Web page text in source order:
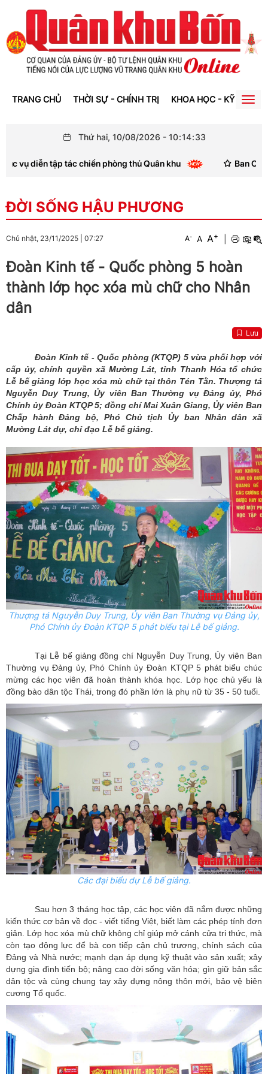
TRANG CHỦ THỜI SỰ - CHÍNH TRỊ KHOA HỌC - KỸ THUẬT
Thứ hai, 10/08/2026 - 10:14:33
diễn tập tác chiến phòng thủ Quân khu Ban Chỉ đạo
ĐỜI SỐNG HẬU PHƯƠNG
Chủ nhật, 23/11/2025 07:27 A- A A+
Đoàn Kinh tế - Quốc phòng 5 hoàn
thành lớp học xóa mù chữ cho Nhân
dân
Lưu
Đoàn Kinh tế - Quốc phòng (KTQP) 5 vừa phối hợp với
cấp ủy, chính quyền xã Mường Lát, tỉnh Thanh Hóa tổ chức
Lễ bế giảng lớp học xóa mù chữ tại thôn Tén Tằn. Thượng tá
Nguyễn Duy Trung, Ủy viên Ban Thường vụ Đảng ủy, Phó
Chính ủy Đoàn KTQP 5; đồng chí Mai Xuân Giang, Ủy viên Ban
Chấp hành Đảng bộ, Phó Chủ tịch Ủy ban Nhân dân xã
Mường Lát dự, chỉ đạo Lễ bế giảng.
Thượng tá Nguyễn Duy Trung, Ủyviên Ban Thường vụ Đảng ủy,
Phó Chính ủy Đoàn KTQP 5 phát biểu tại Lễ bế giảng.
Tại Lễ bế giảng đồng chí Nguyễn Duy Trung, Ủy viên Ban
Thường vụ Đảng ủy, Phó Chính ủy Đoàn KTQP 5 phát biểu chúc
mừng các học viên đã hoàn thành khóa học. Lớp học chủ yếu là
đồng bào dân tộc Thái, trong đó phần lớn là phụ nữ từ 35 - 50 tuổi.
Các đại biểu dự Lễ bế giảng.
Sau hơn 3 tháng học tập, các học viên đã nắm được những
kiến thức cơ bản về đọc - viết tiếng Việt, biết làm các phép tính đơn
giản. Lớp học xóa mù chữ không chỉ giúp mở cánh cửa tri thức, mà
còn tạo động lực để bà con tiếp cận chủ trương, chính sách của
Đảng và Nhà nước; mạnh dạn áp dụng kỹ thuật vào sản xuất; xây
dựng gia đình tiến bộ; nâng cao đời sống văn hóa; gìn giữ bản sắc
dân tộc và cùng chung tay xây dựng nông thôn mới, bảo vệ biên
cương Tổ quốc.